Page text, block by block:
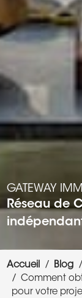
GATEWAY
Réseau de
Accueil Blog
Comment
pour votre